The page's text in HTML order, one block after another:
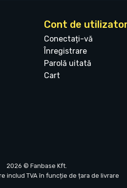
Cont de
Conectați-vă
Înregistrare
Parolă uitată
Cart
2026 © Fanbase Kft.
includ TVA în funcție de țara de livrare